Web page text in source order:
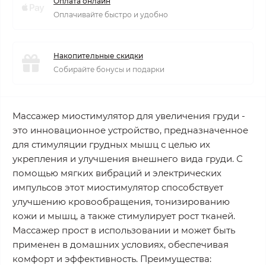
Оплачивайте быстро и удобно
Накопительные скидки
Собирайте бонусы и подарки
Массажер миостимулятор для увеличения груди -
это инновационное устройство, предназначенное
для стимуляции грудных мышц с целью их
укрепления и улучшения внешнего вида груди. С
помощью мягких вибраций и электрических
импульсов этот миостимулятор способствует
улучшению кровообращения, тонизированию
кожи и мышц, а также стимулирует рост тканей.
Массажер прост в использовании и может быть
применен в домашних условиях, обеспечивая
комфорт и эффективность. Преимущества: